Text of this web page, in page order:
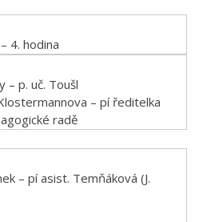
4. hodina
– p. uč. Toušl
– pí ředitelka
radě
– pí asist. Temňáková (J.